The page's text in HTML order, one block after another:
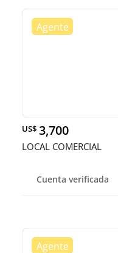
US$ 3,700
LOCAL COMERCIAL
Cuenta verificada